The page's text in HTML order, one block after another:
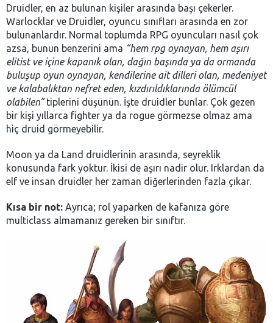
Druidler, en az bulunan kişiler arasında başı çekerler.
Warlocklar ve Druidler, oyuncu sınıfları arasında en zor
bulunanlardır. Normal toplumda RPG oyuncuları nasıl çok
azsa, bunun benzerini ama “hem rpg oynayan, hem aşırı
elitist ve içine kapanık olan, dağın başında ya da ormanda
buluşup oyun oynayan, kendilerine ait dilleri olan, medeniyet
ve kalabalıktan nefret eden, kızdırıldıklarında ölümcül
olabilen”tiplerini düşünün. İşte druidler bunlar. Çok gezen
bir kişi yıllarca fighter ya da rogue görmezse olmaz ama
hiç druid görmeyebilir.
Moon ya da Land druidlerinin arasında, seyreklik
konusunda fark yoktur. İkisi de aşırı nadir olur. Irklardan da
elf ve insan druidler her zaman diğerlerinden fazla çıkar.
Kısa bir not: Ayrıca; rol yaparken de kafanıza göre
multiclass almamanız gereken bir sınıftır.